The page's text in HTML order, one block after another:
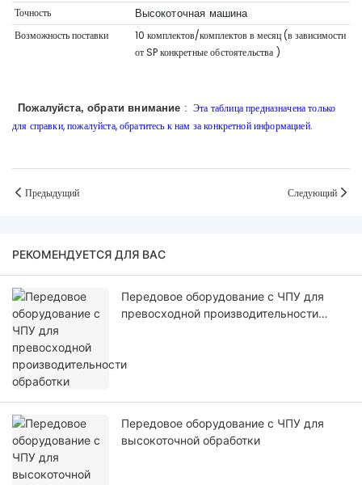
Точность
Высокоточная машина
Возможность поставки
10 комплектов/комплектов в месяц (в зависимости
от SPконкретные обстоятельства )
Пожалуйста, обрати внимание : Эта таблица предназначена только
для справки, пожалуйста, обратитесь к нам за конкретной информацией.
Предыдущий Следующий
РЕКОМЕНДУЕТСЯ ДЛЯ ВАС
Передовое оборудование с ЧПУ для
превосходной производительности
Передовое оборудование с ЧПУ для
высокоточной обработки